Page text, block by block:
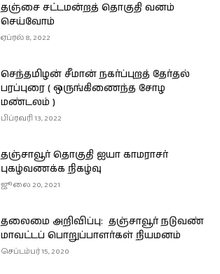
தஞ்சை சட்டமன்றத் தொகுதி வனம்
செய்வோம்
ஏப்ரல் 8, 2022
செந்தமிழன் சீமான் நகர்ப்புறத் தேர்தல்
பரப்புரை ( ஒருங்கிணைந்த சோழ
மண்டலம் )
பிப்ரவரி 13, 2022
தஞ்சாவூர் தொகுதி ஐயா காமராசர்
புகழ்வணக்க நிகழ்வு
ஜூலை 20, 2021
தலைமை அறிவிப்பு: தஞ்சாவூர் நடுவண்
மாவட்டப் பொறுப்பாளர்கள் நியமனம்
செப்டம்பர் 15, 2020